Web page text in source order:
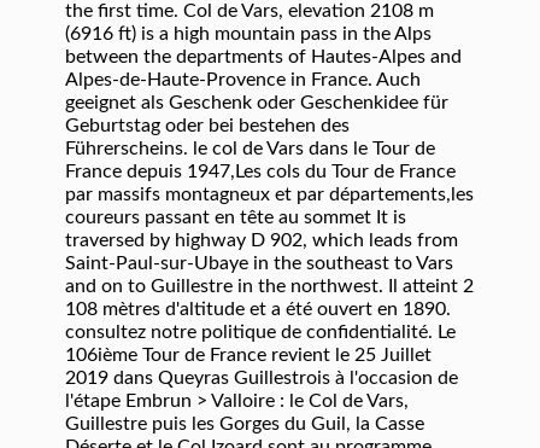
the first time. Col de Vars, elevation 2108 m
(6916 ft) is a high mountain pass in the Alps
between the departments of Hautes-Alpes and
Alpes-de-Haute-Provence in France. Auch
geeignet als Geschenk oder Geschenkidee für
Geburtstag oder bei bestehen des
Führerscheins. le col de Vars dans le Tour de
France depuis 1947,Les cols du Tour de France
par massifs montagneux et par départements,les
coureurs passant en tête au sommet It is
traversed by highway D 902, which leads from
Saint-Paul-sur-Ubaye in the southeast to Vars
and on to Guillestre in the northwest. Il atteint 2
108 mètres d'altitude et a été ouvert en 1890.
consultez notre politique de confidentialité. Le
106ième Tour de France revient le 25 Juillet
2019 dans Queyras Guillestrois à l'occasion de
l'étape Embrun > Valloire : le Col de Vars,
Guillestre puis les Gorges du Guil, la Casse